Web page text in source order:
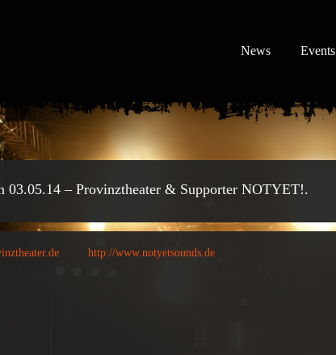
News Events
03.05.14 – Provinztheater & Supporter NOTYET!.
http://www.notyetsounds.de